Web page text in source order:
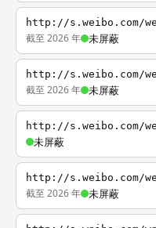
http://s.weibo.com/
截至 2026 年 未屏蔽
http://s.weibo.com/
截至 2026 年 未屏蔽
http://s.weibo.com/
未屏蔽
http://s.weibo.com/
截至 2026 年 未屏蔽